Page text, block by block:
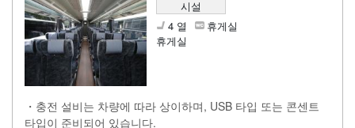
시설
4 열
휴게실
휴게실
・충전 설비는 차량에 따라 상이하며, USB 타입 또는 콘센트
타입이 준비되어 있습니다.